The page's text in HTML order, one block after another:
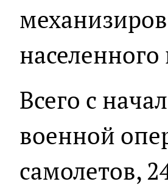
Всего с
военной
самолетов,